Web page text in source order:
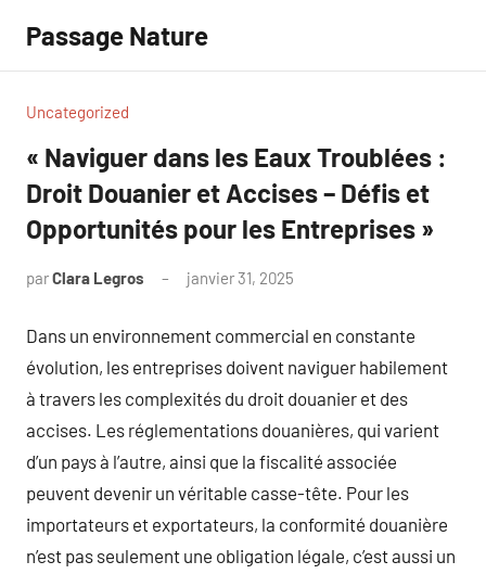
contenu
Passage Nature
Uncategorized
« Naviguer dans les Eaux Troublées :
Droit Douanier et Accises – Défis et
Opportunités pour les Entreprises »
parClara Legros janvier 31, 2025
Dans un environnement commercial en constante
évolution, les entreprises doivent naviguer habilement
à travers les complexités du droit douanier et des
accises. Les réglementations douanières, qui varient
d’un pays à l’autre, ainsi que la fiscalité associée
peuvent devenir un véritable casse-tête. Pour les
importateurs et exportateurs, la conformité douanière
n’est pas seulement une obligation légale, c’est aussi un